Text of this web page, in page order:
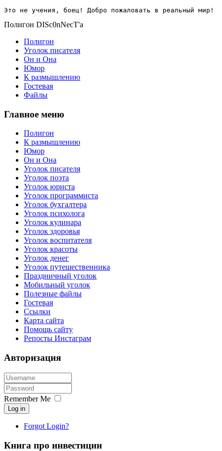
Это не учения, боец! Добро пожаловать в реальный мир!
Полигон DISc0nNecT'a
Полигон
Уголок писателя
Он и Она
Юмор
К размышлению
Гостевая
Файлы
Главное меню
Полигон
К размышлению
Юмор
Он и Она
Уголок писателя
Уголок поэта
Уголок юриста
Уголок программиста
Уголок бухгалтера
Уголок психолога
Уголок кулинара
Уголок здоровья
Уголок воспитателя
Уголок красоты
Уголок денег
Уголок путешественника
Праздничный уголок
Мобильный уголок
Полезные файлы
Гостевая
Ссылки
Карта сайта
Помощь сайту
Репосты Инстаграм
Авторизация
Remember Me
Log in
Forgot Login?
Книга про инвестиции